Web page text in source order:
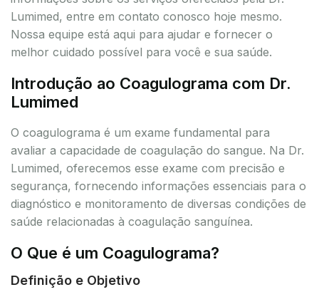
Lumimed, entre em contato conosco hoje mesmo.
Nossa equipe está aqui para ajudar e fornecer o
melhor cuidado possível para você e sua saúde.
Introdução ao Coagulograma com Dr.
Lumimed
O coagulograma é um exame fundamental para
avaliar a capacidade de coagulação do sangue. Na Dr.
Lumimed, oferecemos esse exame com precisão e
segurança, fornecendo informações essenciais para o
diagnóstico e monitoramento de diversas condições de
saúde relacionadas à coagulação sanguínea.
O Que é um Coagulograma?
Definição e Objetivo